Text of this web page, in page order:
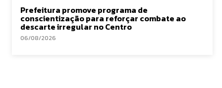
Prefeitura promove programa de
conscientização para reforçar combate ao
descarte irregular no Centro
06/08/2026